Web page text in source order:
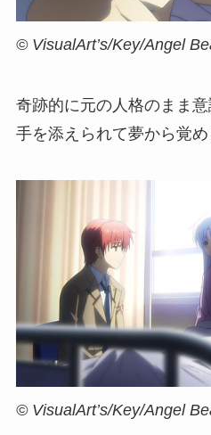
© VisualArt’s/Key/Angel
奇跡的に元の人格のまま
手を添えられて夢から覚め
© VisualArt’s/Key/Angel